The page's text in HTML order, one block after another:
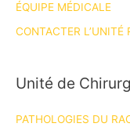
ÉQUIPE MÉDICALE
CONTACTER L’UNITÉ
Unité de
PATHOLOGIES DU